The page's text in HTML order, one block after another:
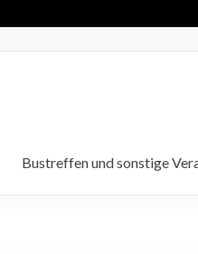
Bustreffen und sonstige